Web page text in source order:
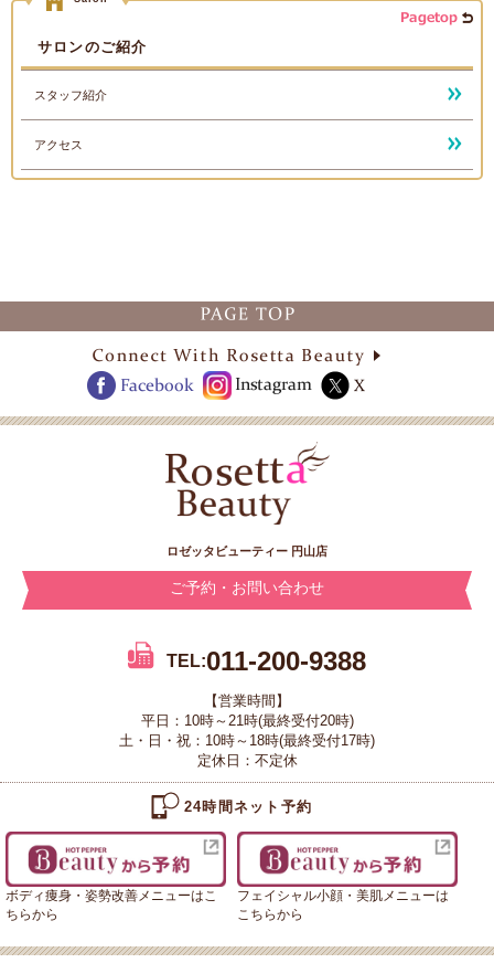
サロンのご紹介
スタッフ紹介
アクセス
ロゼッタビューティー 円山店
ご予約・お問い合わせ
TEL:011-200-9388
【営業時間】
平日：10時～21時(最終受付20時)
土・日・祝：10時～18時(最終受付17時)
定休日：不定休
24時間ネット予約
ボディ痩身・姿勢改善メニューはこ
ちらから
フェイシャル小顔・美肌メニューは
こちらから